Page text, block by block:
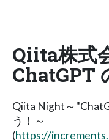
Qiita株式
ChatGPT
Qiita Night～
う！～
(https://